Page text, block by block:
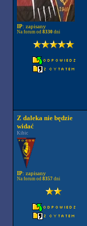
IP: zapisany
Na forum od 8330dni
Z daleka nie będzie
widać
Kibic
IP: zapisany
Na forum od 8357dni